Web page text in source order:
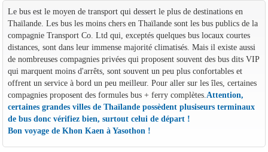
Le bus est le moyen de transport qui dessert le plus de destinations en
Thaïlande. Les bus les moins chers en Thaïlande sont les bus publics de la
compagnie Transport Co. Ltd qui, exceptés quelques bus locaux courtes
distances, sont dans leur immense majorité climatisés. Mais il existe aussi
de nombreuses compagnies privées qui proposent souvent des bus dits VIP
qui marquent moins d'arrêts, sont souvent un peu plus confortables et
offrent un service à bord un peu meilleur. Pour aller sur les îles, certaines
compagnies proposent des formules bus + ferry complètes. Attention,
certaines grandes villes de Thaïlande possèdent plusiseurs terminaux
de bus donc vérifiez bien, surtout celui de départ !
Bon voyage de Khon Kaen à Yasothon !